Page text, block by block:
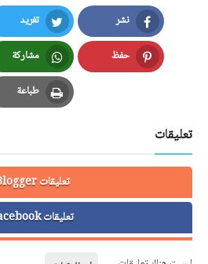
نشر
Facebook
تغريد
Twitter
حفظ
Pinterest
مشاركة
Whatsapp
طباعة
Print
تعليقات
تعليقات Blogger
تعليقات Facebook